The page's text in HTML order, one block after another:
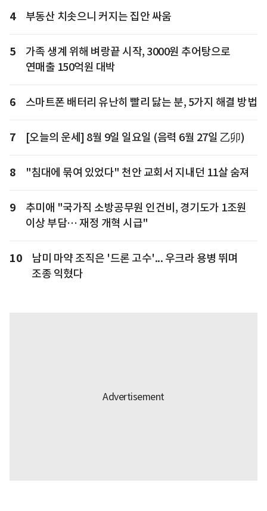
4 부동산 치솟으니 커지는 집안 싸움
5
가족 생계 위해 벼랑끝 시작, 3000원 추어탕으로
연매출 150억원 대박
6 스마트폰 배터리 유난히 빨리 닳는 분, 5가지 해결 방법
7 [오늘의 운세] 8월 9일 일요일 (음력 6월 27일 乙卯)
8 "침대에 묶여 있었다" 천안 교회서 지내던 11살 숨져
9
추미애 "국가직 소방공무원 인건비, 경기도가 1조원
이상 부담… 재정 개혁 시급"
10
남미 마약 조직은 '드론 고수'... 우크라 용병 뛰며
조종 익혔다